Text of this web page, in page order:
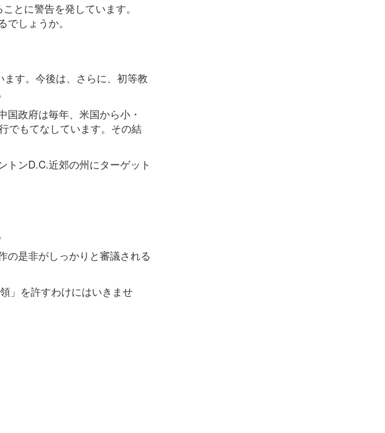
とに警告を発しています。
しょうか。
す。今後は、さらに、初等教
政府は毎年、米国から小・
でもてなしています。その結
トンD.C.近郊の州にターゲット
の是非がしっかりと審議される
」を許すわけにはいきませ